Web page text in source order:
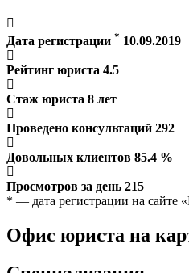
Дата регистрации * 10.09.2019
Рейтинг юриста 4.5
Стаж юриста 8 лет
Проведено консультаций 292
Довольных клиентов 85.4 %
Просмотров за день 215
* — дата регистрации на сайте
Офис юриста на